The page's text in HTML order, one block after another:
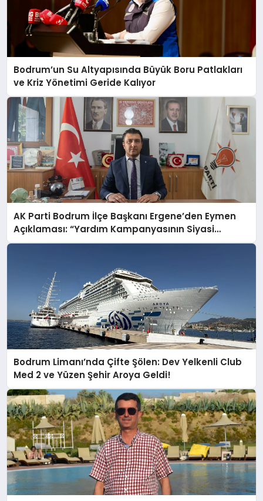
Bodrum’un Su Altyapısında Büyük Boru Patlakları
ve Kriz Yönetimi Geride Kalıyor
AK Parti Bodrum İlçe Başkanı Ergene’den Eymen
Açıklaması: “Yardım Kampanyasının Siyasi
Malzeme Yapılmasını Kınıyorum”
Bodrum Limanı’nda Çifte Şölen: Dev Yelkenli Club
Med 2 ve Yüzen Şehir Aroya Geldi!